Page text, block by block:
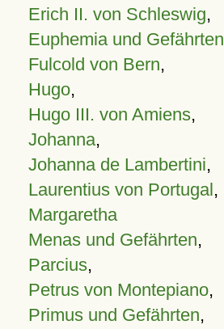
Erich II. von Schleswig,
Euphemia und Gefährten
Fulcold von Bern,
Hugo,
Hugo III. von Amiens,
Johanna,
Johanna de Lambertini,
Laurentius von Portugal,
Margaretha
Menas und Gefährten,
Parcius,
Petrus von Montepiano,
Primus und Gefährten,